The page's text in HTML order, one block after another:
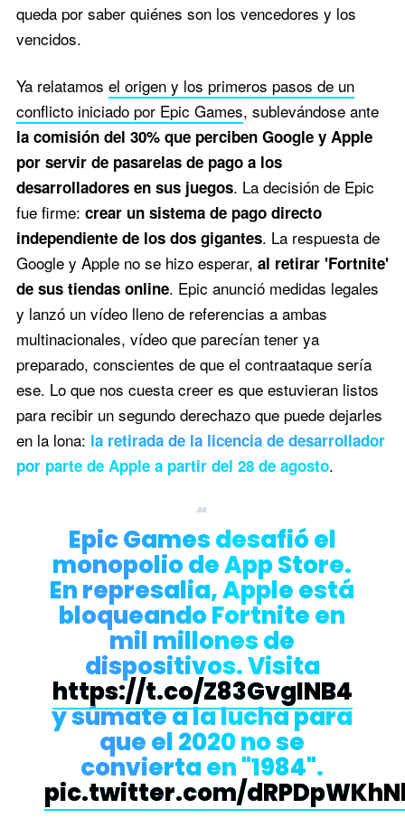
queda por saber quiénes son los vencedores y los
vencidos.
Ya relatamos el origen y los primeros pasos de un
conflicto iniciado por Epic Games, sublevándose ante
la comisión del 30% que perciben Google y Apple
por servir de pasarelas de pago a los
desarrolladores en sus juegos. La decisión de Epic
fue firme: crear un sistema de pago directo
independiente de los dos gigantes. La respuesta de
Google y Apple no se hizo esperar, al retirar 'Fortnite'
de sus tiendas online. Epic anunció medidas legales
y lanzó un vídeo lleno de referencias a ambas
multinacionales, vídeo que parecían tener ya
preparado, conscientes de que el contraataque sería
ese. Lo que nos cuesta creer es que estuvieran listos
para recibir un segundo derechazo que puede dejarles
en la lona: la retirada de la licencia de desarrollador
por parte de Apple a partir del 28 de agosto.
Epic Games desafió el
monopolio de App Store.
En represalia, Apple está
bloqueando Fortnite en
mil millones de
dispositivos. Visita
https://t.co/Z83GvgINB4
y súmate a la lucha para
que el 2020 no se
convierta en "1984".
pic.twitter.com/